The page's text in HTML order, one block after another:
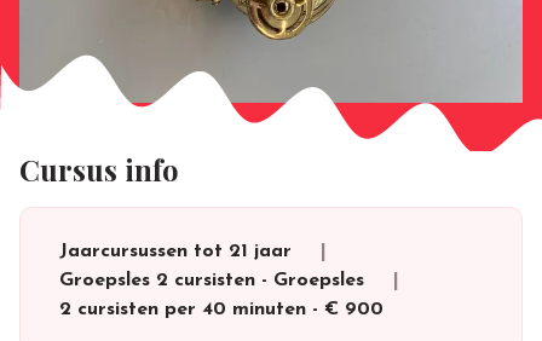
Cursus info
Jaarcursussen tot 21 jaar
Groepsles 2 cursisten - Groepsles
2 cursisten per 40 minuten - € 900